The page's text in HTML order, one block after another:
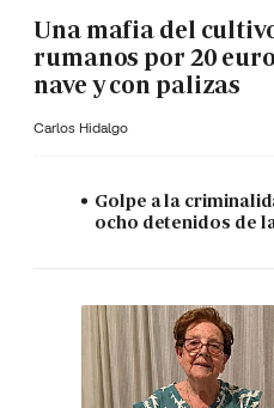
Una mafia del
rumanos por 20
nave y con palizas
Carlos Hidalgo
Golpe a la
ocho detenidos de